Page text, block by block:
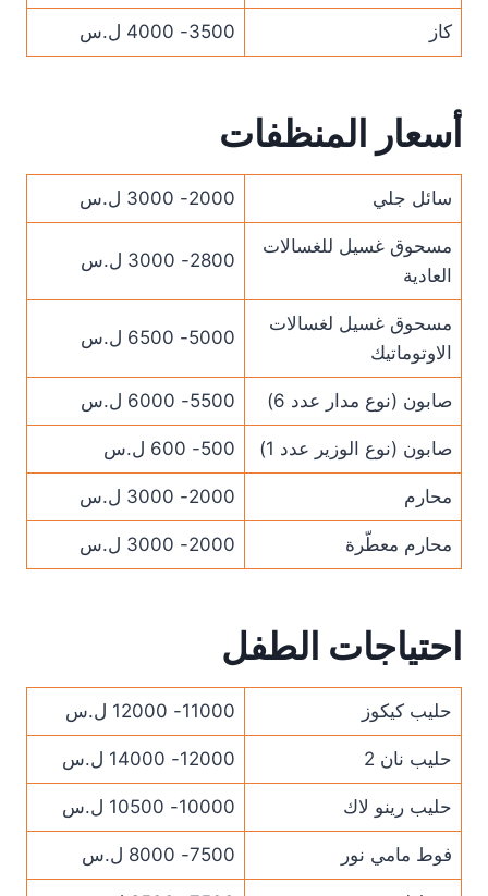
كاز 3500- 4000 ل.س
أسعار المنظفات
سائل جلي 2000- 3000 ل.س
مسحوق غسيل للغسالات
العادية
2800- 3000 ل.س
مسحوق غسيل لغسالات
الاوتوماتيك
5000- 6500 ل.س
صابون (نوع مدار عدد 6) 5500- 6000 ل.س
صابون (نوع الوزير عدد 1) 500- 600 ل.س
محارم 2000- 3000 ل.س
محارم معطّرة 2000- 3000 ل.س
احتياجات الطفل
حليب كيكوز 11000- 12000 ل.س
حليب نان 2 12000- 14000 ل.س
حليب رينو لاك 10000- 10500 ل.س
فوط مامي نور 7500- 8000 ل.س